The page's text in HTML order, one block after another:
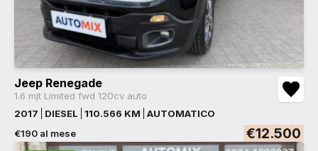
Jeep Renegade
1.6 mjt Limited fwd 120cv auto
2017
DIESEL 110.566 KM
AUTOMATICO
€190 al mese
€12.500